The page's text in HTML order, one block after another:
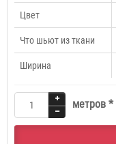
Цвет
Что шьют из ткани
Ширина
метров *